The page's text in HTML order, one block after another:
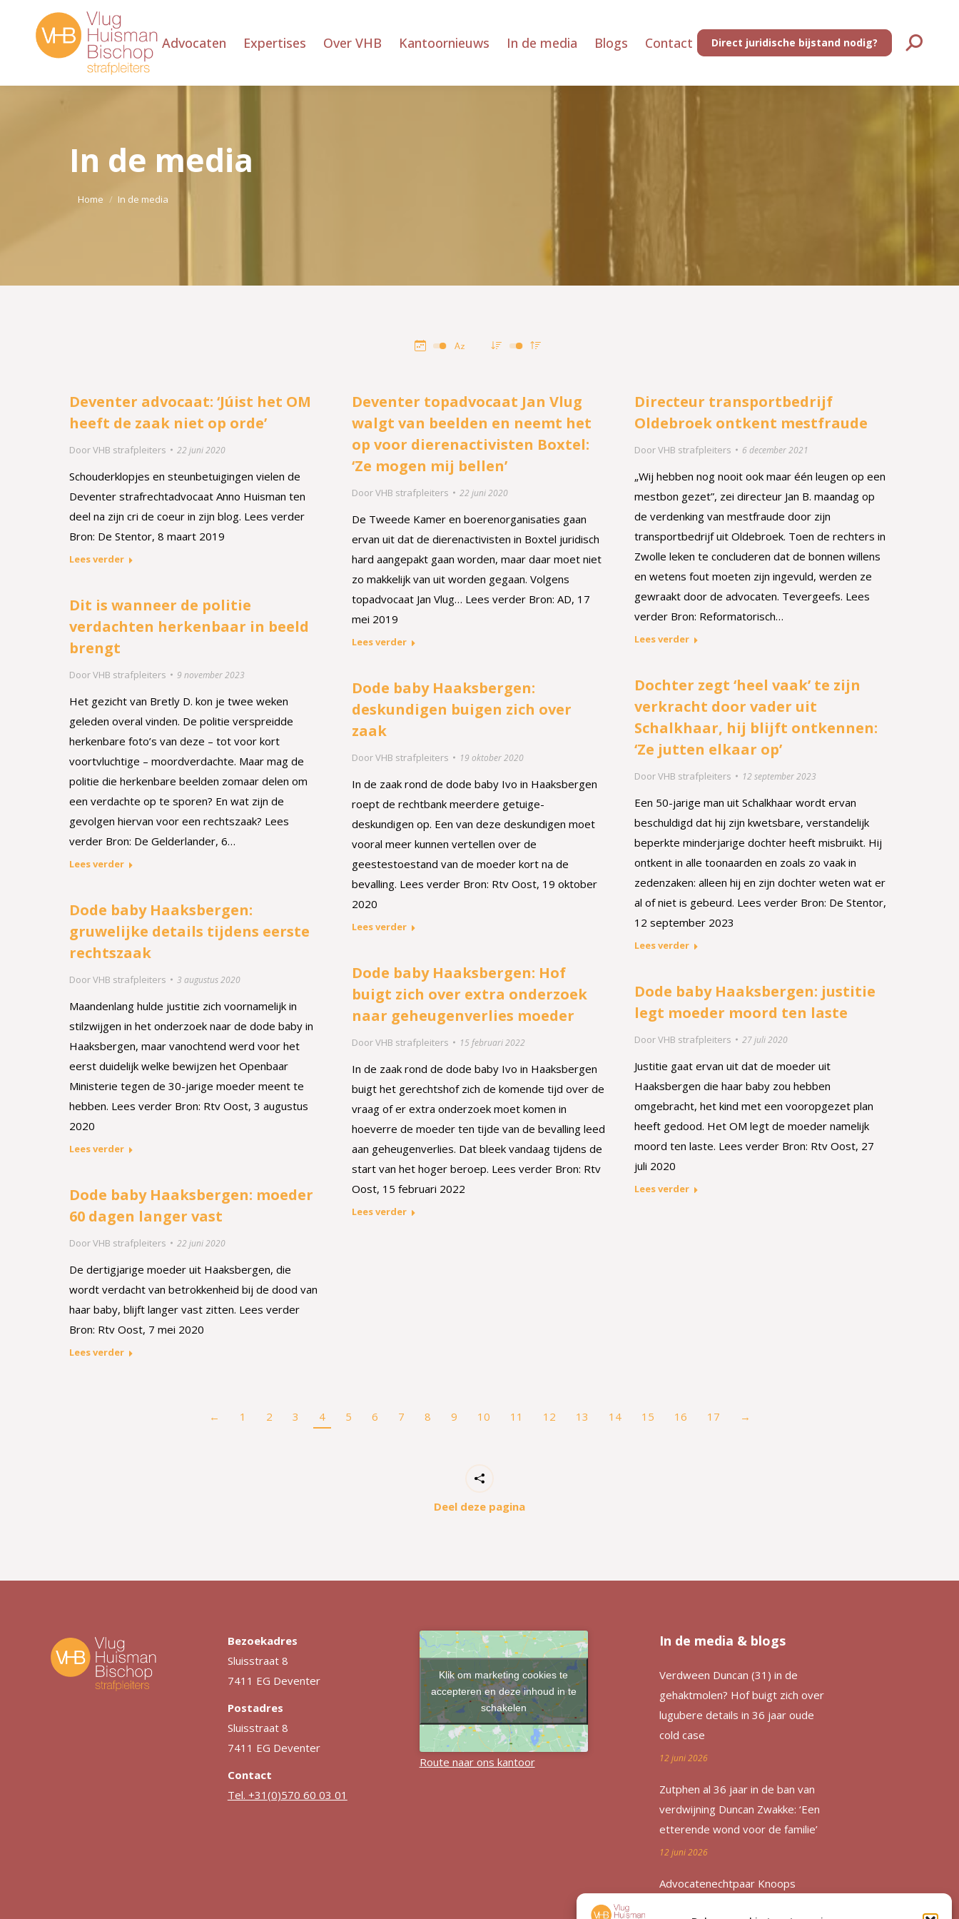
Advocaten Expertises Over VHB Kantoornieuws In de media Blogs Contact Direct juridische bijstand nodig? Zoeken:
In de media
Home In de media
Deventer advocaat: ‘Júist het OM
heeft de zaak niet op orde’
DoorVHB strafpleiters 22 juni 2020
Schouderklopjes en steunbetuigingen vielen de
Deventer strafrechtadvocaat Anno Huisman ten
deel na zijn cri de coeur in zijn blog. Lees verder
Bron: De Stentor, 8 maart 2019
Lees verder
Deventer topadvocaat Jan Vlug
walgt van beelden en neemt het
op voor dierenactivisten Boxtel:
‘Ze mogen mij bellen’
DoorVHB strafpleiters 22 juni 2020
De Tweede Kamer en boerenorganisaties gaan
ervan uit dat de dierenactivisten in Boxtel juridisch
hard aangepakt gaan worden, maar daar moet niet
zo makkelijk van uit worden gegaan. Volgens
topadvocaat Jan Vlug… Lees verder Bron: AD, 17
mei 2019
Lees verder
Directeur transportbedrijf
Oldebroek ontkent mestfraude
DoorVHB strafpleiters 6 december 2021
„Wij hebben nog nooit ook maar één leugen op een
mestbon gezet”, zei directeur Jan B. maandag op
de verdenking van mestfraude door zijn
transportbedrijf uit Oldebroek. Toen de rechters in
Zwolle leken te concluderen dat de bonnen willens
en wetens fout moeten zijn ingevuld, werden ze
gewraakt door de advocaten. Tevergeefs. Lees
verder Bron: Reformatorisch…
Lees verder
Dit is wanneer de politie
verdachten herkenbaar in beeld
brengt
DoorVHB strafpleiters 9 november 2023
Het gezicht van Bretly D. kon je twee weken
geleden overal vinden. De politie verspreidde
herkenbare foto’s van deze – tot voor kort
voortvluchtige – moordverdachte. Maar mag de
politie die herkenbare beelden zomaar delen om
een verdachte op te sporen? En wat zijn de
gevolgen hiervan voor een rechtszaak? Lees
verder Bron: De Gelderlander, 6…
Lees verder
Dochter zegt ‘heel vaak’ te zijn
verkracht door vader uit
Schalkhaar, hij blijft ontkennen:
‘Ze jutten elkaar op’
DoorVHB strafpleiters 12 september 2023
Een 50-jarige man uit Schalkhaar wordt ervan
beschuldigd dat hij zijn kwetsbare, verstandelijk
beperkte minderjarige dochter heeft misbruikt. Hij
ontkent in alle toonaarden en zoals zo vaak in
zedenzaken: alleen hij en zijn dochter weten wat er
al of niet is gebeurd. Lees verder Bron: De Stentor,
12 september 2023
Lees verder
Dode baby Haaksbergen:
deskundigen buigen zich over
zaak
DoorVHB strafpleiters 19 oktober 2020
In de zaak rond de dode baby Ivo in Haaksbergen
roept de rechtbank meerdere getuige-
deskundigen op. Een van deze deskundigen moet
vooral meer kunnen vertellen over de
geestestoestand van de moeder kort na de
bevalling. Lees verder Bron: Rtv Oost, 19 oktober
2020
Lees verder
Dode baby Haaksbergen:
gruwelijke details tijdens eerste
rechtszaak
DoorVHB strafpleiters 3 augustus 2020
Maandenlang hulde justitie zich voornamelijk in
stilzwijgen in het onderzoek naar de dode baby in
Haaksbergen, maar vanochtend werd voor het
eerst duidelijk welke bewijzen het Openbaar
Ministerie tegen de 30-jarige moeder meent te
hebben. Lees verder Bron: Rtv Oost, 3 augustus
2020
Lees verder
Dode baby Haaksbergen: Hof
buigt zich over extra onderzoek
naar geheugenverlies moeder
DoorVHB strafpleiters 15 februari 2022
In de zaak rond de dode baby Ivo in Haaksbergen
buigt het gerechtshof zich de komende tijd over de
vraag of er extra onderzoek moet komen in
hoeverre de moeder ten tijde van de bevalling leed
aan geheugenverlies. Dat bleek vandaag tijdens de
start van het hoger beroep. Lees verder Bron: Rtv
Oost, 15 februari 2022
Lees verder
Dode baby Haaksbergen: justitie
legt moeder moord ten laste
DoorVHB strafpleiters 27 juli 2020
Justitie gaat ervan uit dat de moeder uit
Haaksbergen die haar baby zou hebben
omgebracht, het kind met een vooropgezet plan
heeft gedood. Het OM legt de moeder namelijk
moord ten laste. Lees verder Bron: Rtv Oost, 27
juli 2020
Lees verder
Dode baby Haaksbergen: moeder
60 dagen langer vast
DoorVHB strafpleiters 22 juni 2020
De dertigjarige moeder uit Haaksbergen, die
wordt verdacht van betrokkenheid bij de dood van
haar baby, blijft langer vast zitten. Lees verder
Bron: Rtv Oost, 7 mei 2020
Lees verder
← 1 2 3 4 5 6 7 8 9 10 11 12 13 14 15 16 17 →
Deel deze pagina
Bezoekadres
Sluisstraat 8
7411 EG Deventer
Postadres
Sluisstraat 8
7411 EG Deventer
Contact
Tel. +31(0)570 60 03 01
Klik om marketing cookies te
accepteren en deze inhoud in te
schakelen
Route naar ons kantoor
In de media & blogs
Verdween Duncan (31) in de
gehaktmolen? Hof buigt zich over
lugubere details in 36 jaar oude
cold case
12 juni 2026
Zutphen al 36 jaar in de ban van
verdwijning Duncan Zwakke: ‘Een
etterende wond voor de familie’
12 juni 2026
Advocatenechtpaar Knoops